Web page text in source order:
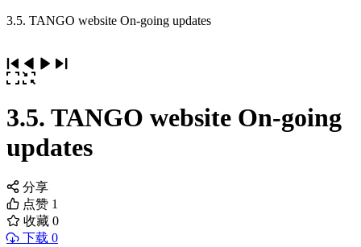
3.5. TANGO website On-going updates
3.5. TANGO website On-going
updates
分享
点赞 1
收藏 0
下载 0